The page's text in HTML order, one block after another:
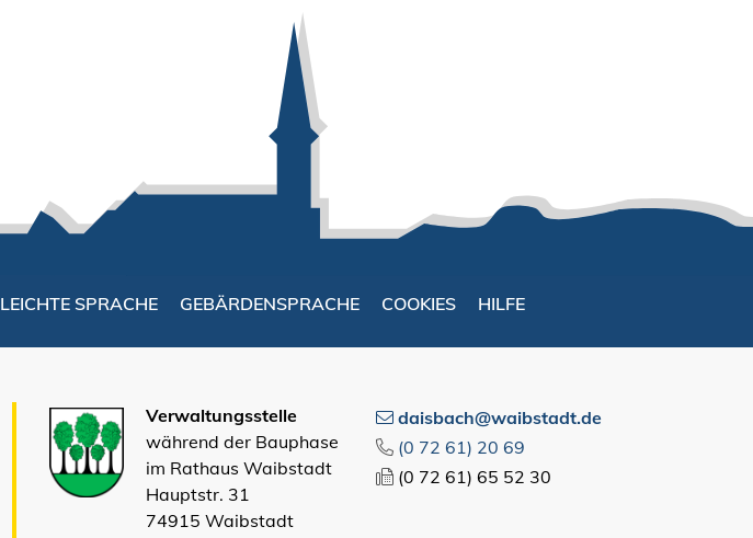
LEICHTE SPRACHE GEBÄRDENSPRACHE COOKIES HILFE
Verwaltungsstelle
während der Bauphase
im Rathaus Waibstadt
Hauptstr. 31
74915 Waibstadt
daisbach@waibstadt.de
(0 72 61) 20 69
(0 72 61) 65 52 30